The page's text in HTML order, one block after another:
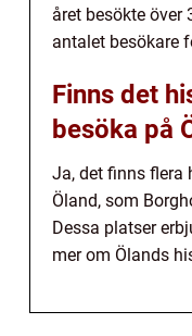
året besökte över
antalet besökare
Finns det
besöka på
Ja, det finns flera
Öland, som
Dessa platser
mer om Ölands